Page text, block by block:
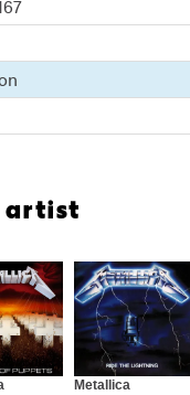
artist
Metallica